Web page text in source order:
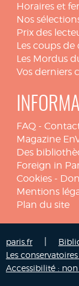
Horaires et
Nos
Prix des
Les coups de
Les Mordus
Vos derniers
FAQ -
Magazine
Des
Foreign in
Cookies -
Mentions
Plan du site
paris.fr
Les
Accessibilité :